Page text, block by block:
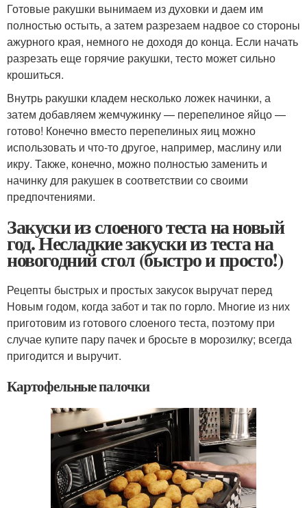
Готовые ракушки вынимаем из духовки и даем им
полностью остыть, а затем разрезаем надвое со стороны
ажурного края, немного не доходя до конца. Если начать
разрезать еще горячие ракушки, тесто может сильно
крошиться.
Внутрь ракушки кладем несколько ложек начинки, а
затем добавляем жемчужинку — перепелиное яйцо —
готово! Конечно вместо перепелиных яиц можно
использовать и что-то другое, например, маслину или
икру. Также, конечно, можно полностью заменить и
начинку для ракушек в соответствии со своими
предпочтениями.
Закуски из слоеного теста на новый
год. Несладкие закуски из теста на
новогодний стол (быстро и просто!)
Рецепты быстрых и простых закусок выручат перед
Новым годом, когда забот и так по горло. Многие из них
приготовим из готового слоеного теста, поэтому при
случае купите пару пачек и бросьте в морозилку; всегда
пригодится и выручит.
Картофельные палочки